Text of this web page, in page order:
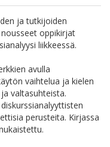
ja tutkijoiden
oppikirjat
liikkeessä.
avulla
vaihtelua ja kielen
valtasuhteista.
perusteita. Kirjassa